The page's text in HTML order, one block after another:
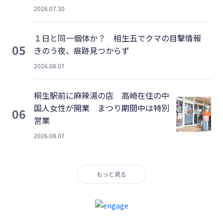
2026.07.30
05
１日と同一個体か？ 相生五でクマの目撃情報
きのう夜、痕跡見つからず
2026.08.07
06
桐生駅前に麻辣湯の店 高崎在住の中
国人女性が開業 まつり期間中は特別
営業
2026.08.07
もっと見る